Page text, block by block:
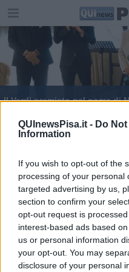
QUInewsPisa.it - Do
Information
If you wish to opt-out of the
processing of your personal
targeted advertising by us,
section to confirm your
opt-out request is
interest-based ads based
us or personal information
your opt-out. You may
disclosure of your personal
Il Verdi premiato nel nome di
Simone
San Ranieri,
maestro Baglini
Michele Placido
Duomo
Il Verdi presenta
I musei pisani si